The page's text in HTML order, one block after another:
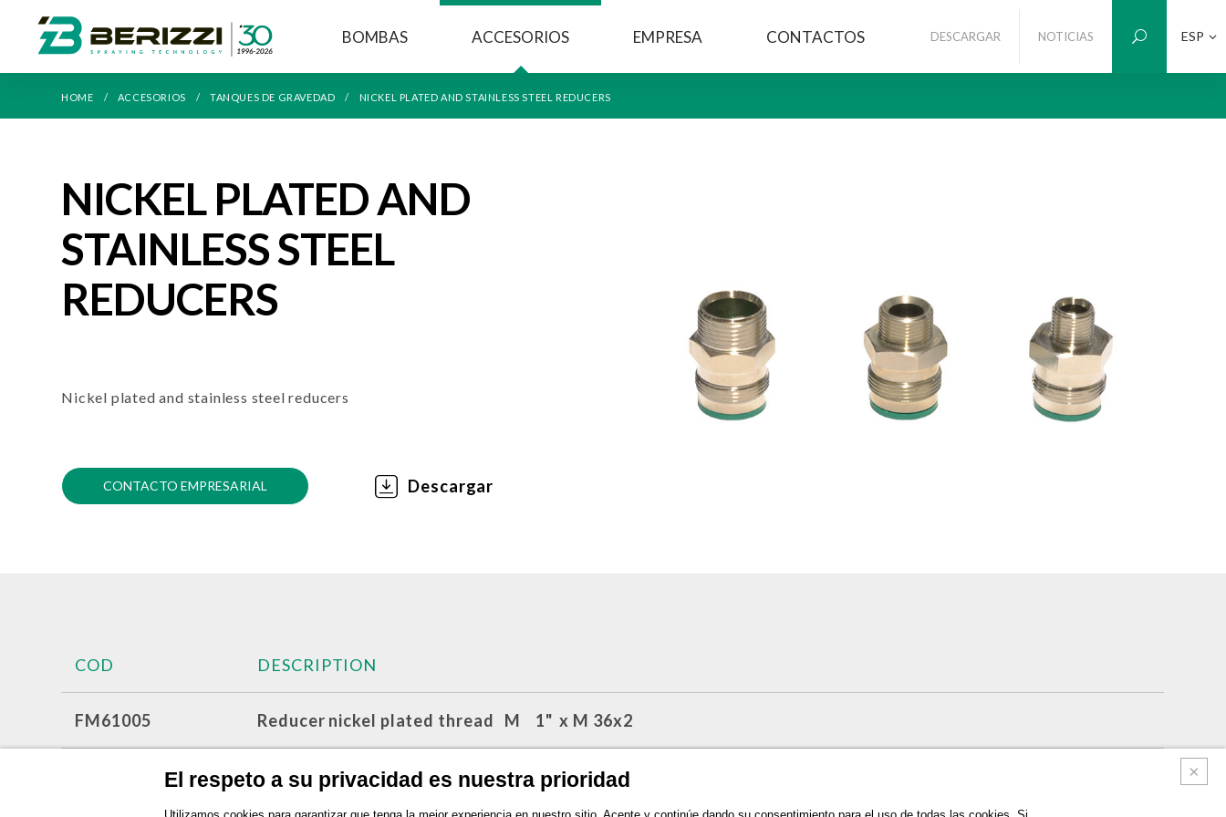
BOMBAS ACCESORIOS EMPRESA CONTACTOS DESCARGAR NOTICIAS ESP
HOME ACCESORIOS TANQUES DE GRAVEDAD NICKEL PLATED AND STAINLESS STEEL REDUCERS
NICKEL PLATED AND
STAINLESS STEEL
REDUCERS
Nickel plated and stainless steel reducers
CONTACTO EMPRESARIAL Descargar
COD DESCRIPTION
FM61005 Reducer nickel plated thread M 1" x M 36x2
Reducer nickel plated thread M 3/4" x M 36x2
El respeto a su privacidad es nuestra prioridad